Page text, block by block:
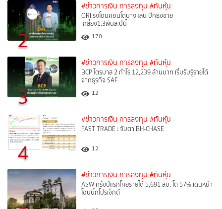
2
#ข่าวการเงิน การลงทุน #ทันหุ้น
ORIเร่งโอนคอนโดบางแสน ปักธงขาย
เกลี้ยง1.3พันล.ปีนี้
170
3
#ข่าวการเงิน การลงทุน #ทันหุ้น
BCP ไตรมาส 2 กำไร 12,239 ล้านบาท เริ่มรับรู้รายได้
จากธุรกิจ SAF
12
4
#ข่าวการเงิน การลงทุน #ทันหุ้น
FAST TRADE : จับตา BH-CHASE
12
#ข่าวการเงิน การลงทุน #ทันหุ้น
ASW ครึ่งปีแรกโกยรายได้ 5,691 ลบ. โต 57% เดินหน้า
โอนบิ๊กโปรเจ็กต์